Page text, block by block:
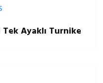
Tek Ayaklı Turnike